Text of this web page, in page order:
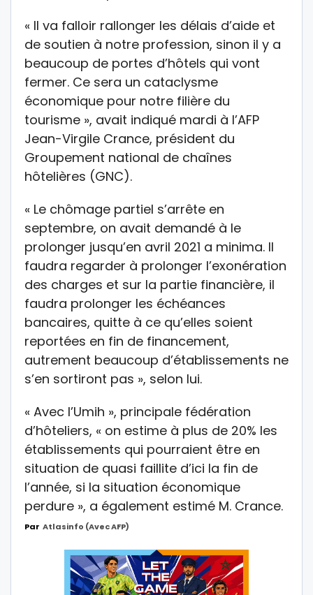
« Il va falloir rallonger les délais d’aide et
de soutien à notre profession, sinon il y a
beaucoup de portes d’hôtels qui vont
fermer. Ce sera un cataclysme
économique pour notre filière du
tourisme », avait indiqué mardi à l’AFP
Jean-Virgile Crance, président du
Groupement national de chaînes
hôtelières (GNC).
« Le chômage partiel s’arrête en
septembre, on avait demandé à le
prolonger jusqu’en avril 2021 a minima. Il
faudra regarder à prolonger l’exonération
des charges et sur la partie financière, il
faudra prolonger les échéances
bancaires, quitte à ce qu’elles soient
reportées en fin de financement,
autrement beaucoup d’établissements ne
s’en sortiront pas », selon lui.
« Avec l’Umih », principale fédération
d’hôteliers, « on estime à plus de 20% les
établissements qui pourraient être en
situation de quasi faillite d’ici la fin de
l’année, si la situation économique
perdure », a également estimé M. Crance.
Par Atlasinfo (avec AFP)